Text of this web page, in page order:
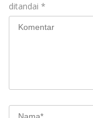
ditandai *